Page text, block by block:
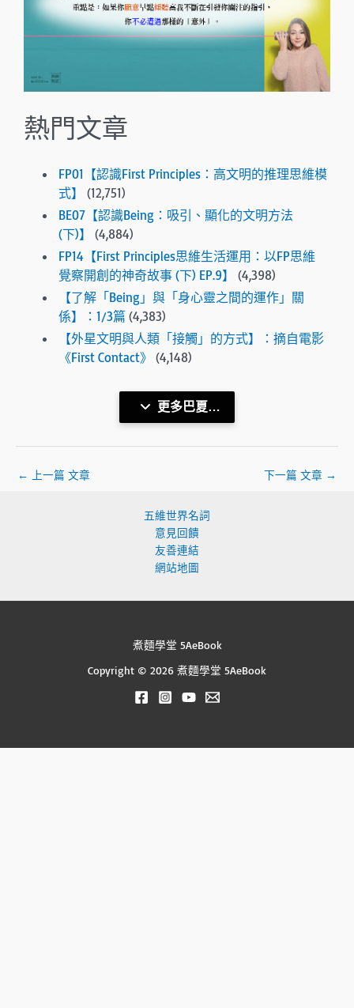
熱門文章
FP01【認識First Principles：高文明的推理思維模
式】
(12,751)
BE07【認識Being：吸引、顯化的文明方法
(下)】
(4,884)
FP14【First Principles思維生活運用：以FP思維
覺察開創的神奇故事 (下) EP.9】
(4,398)
【了解「Being」與「身心靈之間的運作」關
係】：1/3篇 (4,383)
【外星文明與人類「接觸」的方式】：摘自電影
《First Contact》
(4,148)
更多巴夏…
← 上一篇 文章 下一篇 文章 →
五維世界名詞
意見回饋
友善連結
網站地圖
煮麵學堂 5AeBook
Copyright © 2026 煮麵學堂 5AeBook